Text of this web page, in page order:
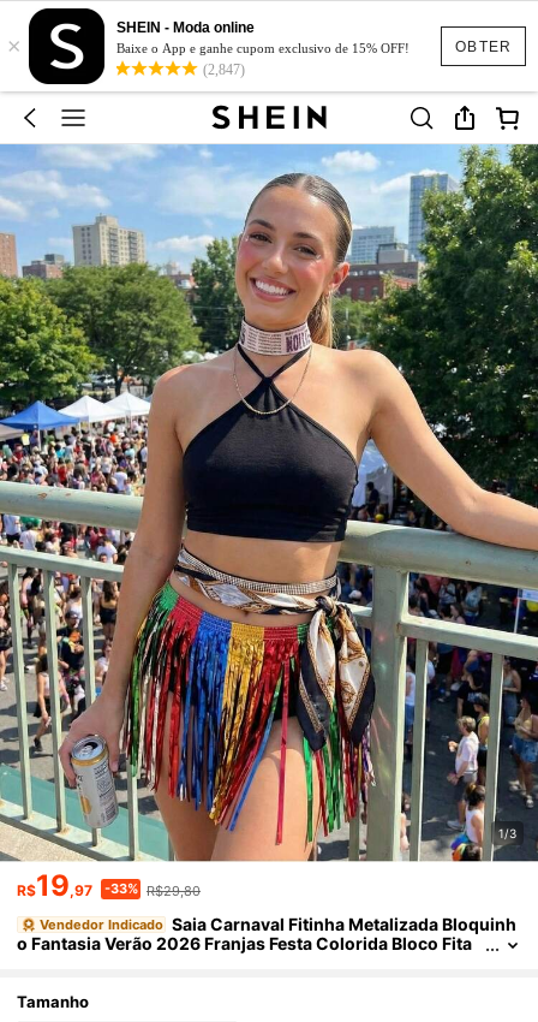
OBTER
×
SHEIN - Moda online
Baixe o App e ganhe cupom exclusivo de 15% OFF!
(2,847)
1/3
R$19,97 -33% R$29,80
Vendedor Indicado Saia Carnaval Fitinha Metalizada Bloquinh
o Fantasia Verão 2026 Franjas Festa Colorida Bloco Fita
Tamanho